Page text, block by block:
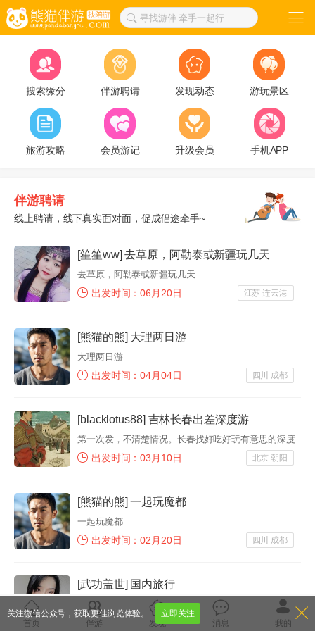
寻找游伴 牵手一起行
搜索缘分 伴游聘请 发现动态 游玩景区
旅游攻略 会员游记 升级会员 手机APP
伴游聘请
线上聘请，线下真实面对面，促成侣途牵手~
[笙笙ww] 去草原，阿勒泰或新疆玩几天
去草原，阿勒泰或新疆玩几天
出发时间：06月20日 江苏 连云港
[熊猫的熊] 大理两日游
大理两日游
出发时间：04月04日 四川 成都
[blacklotus88] 吉林长春出差深度游
第一次发，不清楚情况。长春找好吃好玩有意思的深度
游 出发时间：03月10日 北京 朝阳
[熊猫的熊] 一起玩魔都
一起玩魔都
出发时间：02月20日 四川 成都
[武功盖世] 国内旅行
人好最好
出发时间：11月01日 四川 成都
首页 伴游 发现 消息 我的
关注微信公众号，获取更佳浏览体验。 立即关注